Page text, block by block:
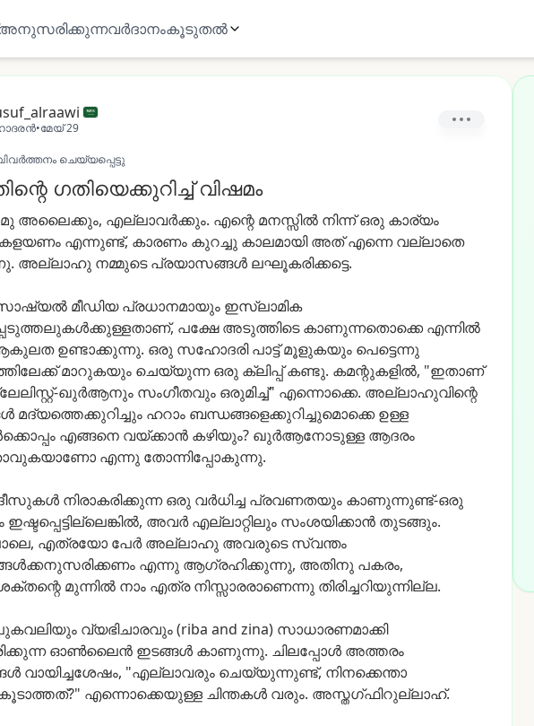
ദാനംകൂടുതൽ
•മേയ് 29
ചെയ്യപ്പെട്ടു
ഗതിയെക്കുറിച്ച് വിഷമം
അലൈക്കും, എല്ലാവർക്കും. എന്റെ മനസ്സിൽ നിന്ന് ഒരു കാര്യം
എന്നുണ്ട്, കാരണം കുറച്ചു കാലമായി അത് എന്നെ വല്ലാതെ
അല്ലാഹു നമ്മുടെ പ്രയാസങ്ങൾ ലഘൂകരിക്കട്ടെ.
മീഡിയ പ്രധാനമായും ഇസ്ലാമിക
പക്ഷേ അടുത്തിടെ കാണുന്നതൊക്കെ എന്നിൽ
ഉണ്ടാക്കുന്നു. ഒരു സഹോദരി പാട്ട് മൂളുകയും പെട്ടെന്നു
മാറുകയും ചെയ്യുന്ന ഒരു ക്ലിപ്പ് കണ്ടു. കമന്റുകളിൽ, "ഇതാണ്
ഖുർആനും സംഗീതവും ഒരുമിച്ച്" എന്നൊക്കെ. അല്ലാഹുവിന്റെ
മദ്യത്തെക്കുറിച്ചും ഹറാം ബന്ധങ്ങളെക്കുറിച്ചുമൊക്കെ ഉള്ള
എങ്ങനെ വയ്ക്കാൻ കഴിയും? ഖുർആനോടുള്ള ആദരം
എന്നു തോന്നിപ്പോകുന്നു.
നിരാകരിക്കുന്ന ഒരു വർധിച്ച പ്രവണതയും കാണുന്നുണ്ട്-ഒരു
ഇഷ്ടപ്പെട്ടില്ലെങ്കിൽ, അവർ എല്ലാറ്റിലും സംശയിക്കാൻ തുടങ്ങും.
എത്രയോ പേർ അല്ലാഹു അവരുടെ സ്വന്തം
എന്നു ആഗ്രഹിക്കുന്നു, അതിനു പകരം,
മുന്നിൽ നാം എത്ര നിസ്സാരരാണെന്നു തിരിച്ചറിയുന്നില്ല.
വ്യഭിചാരവും(riba and zina) സാധാരണമാക്കി
ഓൺലൈൻ ഇടങ്ങൾ കാണുന്നു. ചിലപ്പോൾ അത്തരം
വായിച്ചശേഷം, "എല്ലാവരും ചെയ്യുന്നുണ്ട്, നിനക്കെന്താ
എന്നൊക്കെയുള്ള ചിന്തകൾ വരും. അസ്തഗ്ഫിറുല്ലാഹ്.